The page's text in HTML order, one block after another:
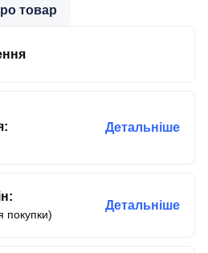
товар
Детальніше
покупки)
Детальніше